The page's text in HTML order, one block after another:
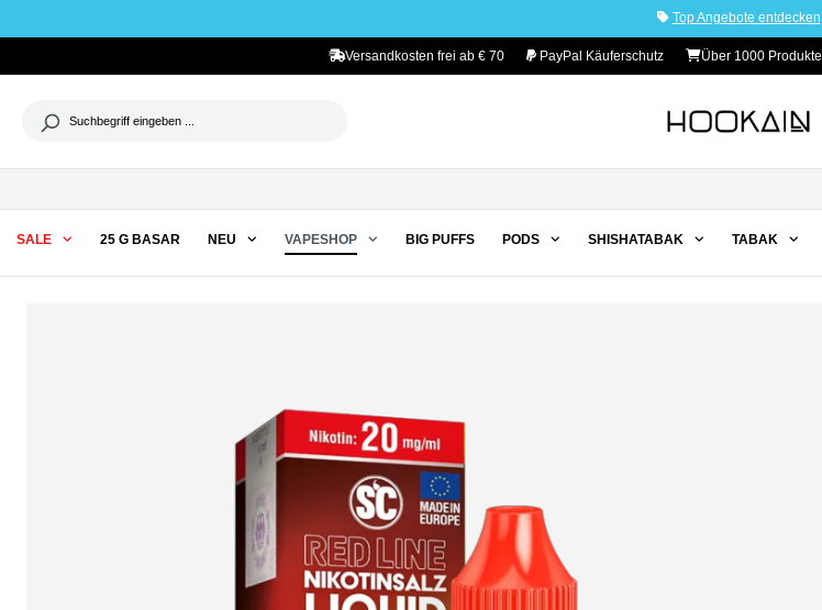
Top Angebote entdecken
Versandkosten frei ab € 70 PayPal Käuferschutz Über 1000 Produkte
SALE 25 G BASAR NEU VAPESHOP BIG PUFFS PODS SHISHATABAK TABAK